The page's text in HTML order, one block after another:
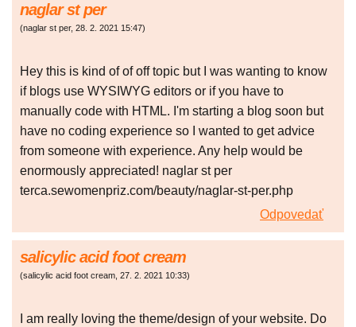
naglar st per
(naglar st per, 28. 2. 2021 15:47)
Hey this is kind of of off topic but I was wanting to know
if blogs use WYSIWYG editors or if you have to
manually code with HTML. I'm starting a blog soon but
have no coding experience so I wanted to get advice
from someone with experience. Any help would be
enormously appreciated! naglar st per
terca.sewomenpriz.com/beauty/naglar-st-per.php
Odpovedať
salicylic acid foot cream
(salicylic acid foot cream, 27. 2. 2021 10:33)
I am really loving the theme/design of your website. Do